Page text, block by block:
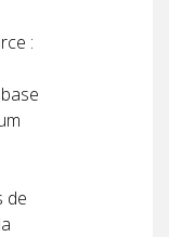
:
de